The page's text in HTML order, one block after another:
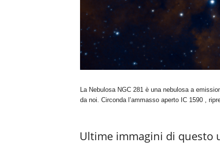
La Nebulosa NGC 281 è una nebulosa a
da noi. Circonda l’ammasso aperto IC 1590 ,
Ultime immagini di questo